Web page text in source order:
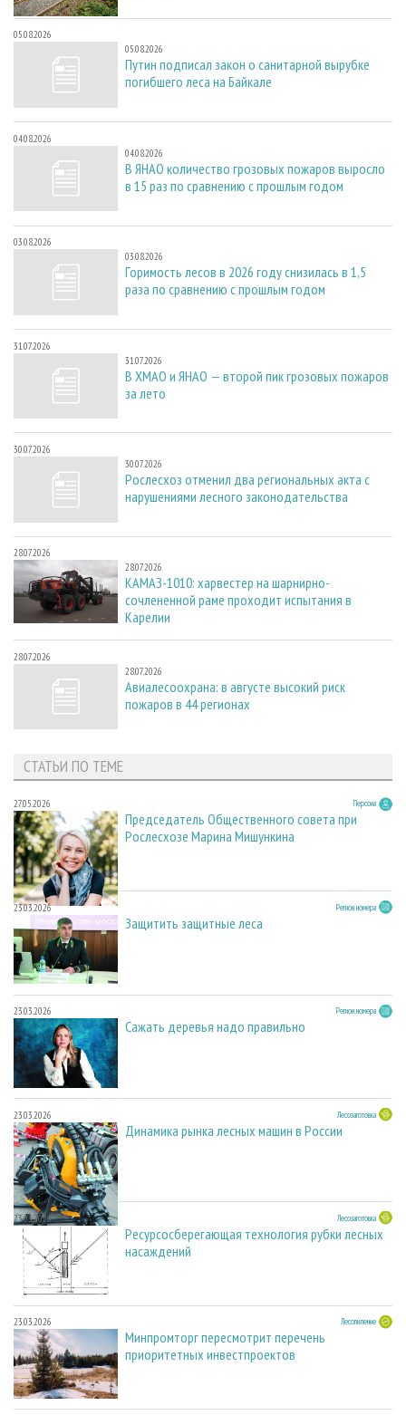
05.08.2026
05.08.2026
Путин подписал закон о санитарной вырубке
погибшего леса на Байкале
04.08.2026
04.08.2026
В ЯНАО количество грозовых пожаров выросло
в 15 раз по сравнению с прошлым годом
03.08.2026
03.08.2026
Горимость лесов в 2026 году снизилась в 1,5
раза по сравнению с прошлым годом
31.07.2026
31.07.2026
В ХМАО и ЯНАО — второй пик грозовых пожаров
за лето
30.07.2026
30.07.2026
Рослесхоз отменил два региональных акта с
нарушениями лесного законодательства
28.07.2026
28.07.2026
КАМАЗ-1010: харвестер на шарнирно-
сочлененной раме проходит испытания в
Карелии
28.07.2026
28.07.2026
Авиалесоохрана: в августе высокий риск
пожаров в 44 регионах
СТАТЬИ ПО ТЕМЕ
27.05.2026 Персона
Председатель Общественного совета при
Рослесхозе Марина Мишункина
23.03.2026 Регион номера
Защитить защитные леса
23.03.2026 Регион номера
Сажать деревья надо правильно
23.03.2026 Лесозаготовка
Динамика рынка лесных машин в России
23.03.2026 Лесозаготовка
Ресурсосберегающая технология рубки лесных
насаждений
23.03.2026 Лесопиление
Минпромторг пересмотрит перечень
приоритетных инвестпроектов